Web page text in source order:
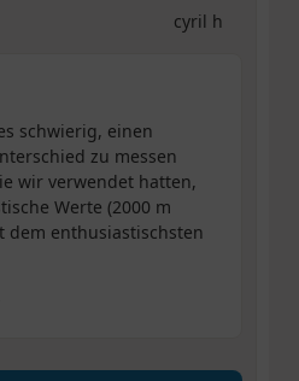
cyril h
schwierig, einen
zu messen
wir verwendet hatten,
Werte (2000 m
dem enthusiastischsten